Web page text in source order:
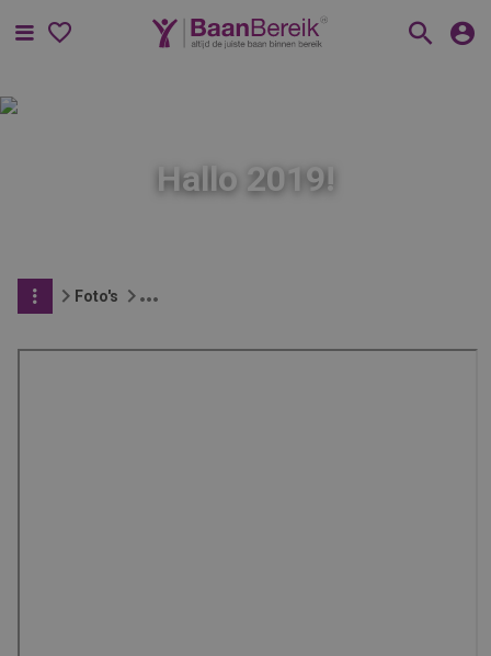
Menu
Hallo 2019!
Foto's